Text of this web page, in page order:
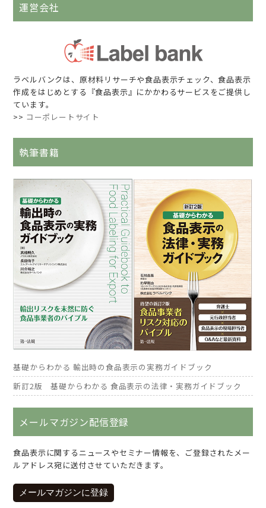
運営会社
ラベルバンクは、原材料リサーチや食品表示チェック、食品表示
作成をはじめとする『食品表示』にかかわるサービスをご提供し
ています。
>> コーポレートサイト
執筆書籍
基礎からわかる 輸出時の食品表示の実務ガイドブック
新訂2版 基礎からわかる 食品表示の法律・実務ガイドブック
メールマガジン配信登録
食品表示に関するニュースやセミナー情報を、ご登録されたメー
ルアドレス宛に送付させていただきます。
メールマガジンに登録